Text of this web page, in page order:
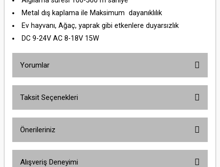
Metal dış kaplama ile Maksimum dayanıklılık
Ev hayvanı, Ağaç, yaprak gibi etkenlere duyarsızlık
DC 9-24V AC 8-18V 15W
Yorumlar
Taksit Seçenekleri
Önerileriniz
yetersiz gördüğünüz noktaları öneri formunu kullanarak tarafımıza
Alışveriş Deneyimi